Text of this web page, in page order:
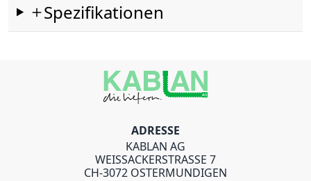
Spezifikationen
ADRESSE
KABLAN AG
WEISSACKERSTRASSE 7
CH-3072 OSTERMUNDIGEN